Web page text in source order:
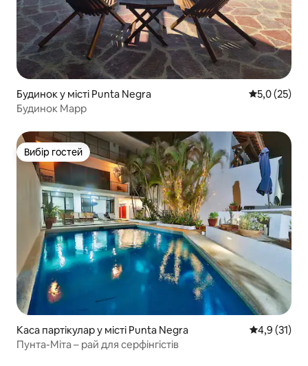
Будинок у місті Punta Negra Середня
5,0 (25)
Будинок Марр
Вибір гостей
Вибір гостей
Каса партікулар у місті Punta Negra Середня
4,9 (31)
Пунта-Міта – рай для серфінгістів